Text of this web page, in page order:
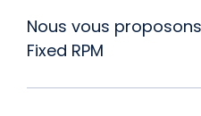
Nous vous
Fixed RPM